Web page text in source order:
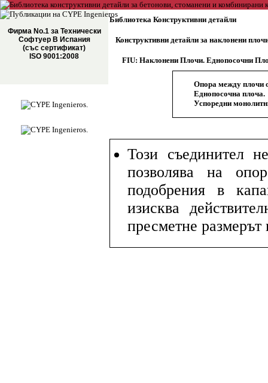
Фирма No.1 за Технически
Софтуер В Испания
(със сертификат)
ISO 9001:2008
Библиотека Конструктивни детайли
Конструктивни детайли за наклонени
FIU: Наклонени Плочи. Еднопосочни
Опора между плочи
Еднопосочна плоча.
Успоредни
Този съединител
позволява на
подобрения в
изисква
пресметне размерът